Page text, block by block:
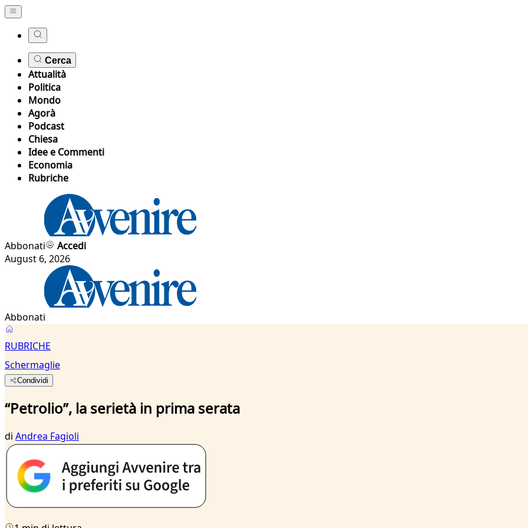
Cerca
Attualità
Politica
Mondo
Agorà
Podcast
Chiesa
Idee e Commenti
Economia
Rubriche
Abbonati
Accedi
August 6, 2026
Abbonati
RUBRICHE
Schermaglie
Condividi
“Petrolio”, la serietà in prima serata
di Andrea Fagioli